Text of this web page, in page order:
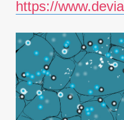
https://